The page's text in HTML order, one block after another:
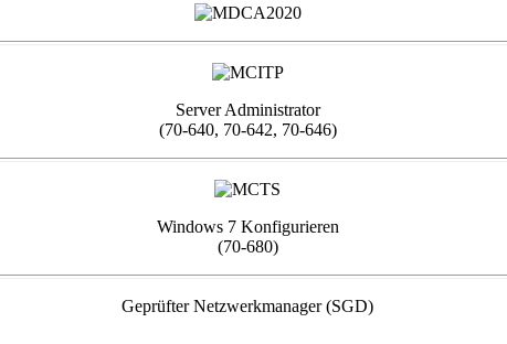
Server Administrator
(70-640, 70-642, 70-646)
Windows 7 Konfigurieren
(70-680)
Geprüfter Netzwerkmanager (SGD)